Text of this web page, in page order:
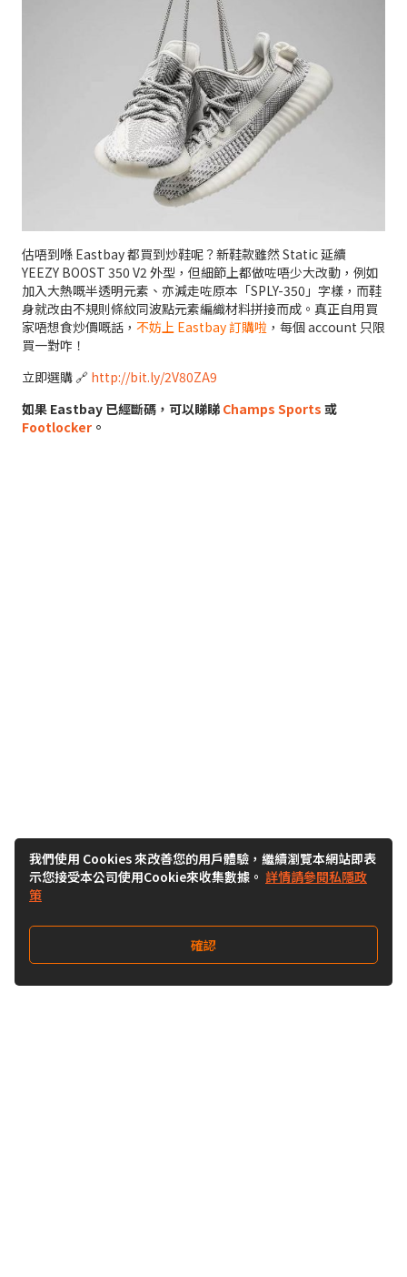
估唔到喺 Eastbay 都買到炒鞋呢？新鞋款雖然 Static 延續
YEEZY BOOST 350 V2 外型，但細節上都做咗唔少大改動，例如
加入大熱嘅半透明元素、亦減走咗原本「SPLY-350」字樣，而鞋
身就改由不規則條紋同波點元素編織材料拼接而成。真正自用買
家唔想食炒價嘅話， 不妨上 Eastbay 訂購啦 ，每個 account 只限
買一對咋！
立即選購 🔗 http://bit.ly/2V80ZA9
如果 Eastbay 已經斷碼，可以睇睇 Champs Sports 或
Footlocker 。
我們使用 Cookies 來改善您的用戶體驗，繼續瀏覽本網站即表
示您接受本公司使用Cookie來收集數據。 詳情請參閱私隱政
策
確認